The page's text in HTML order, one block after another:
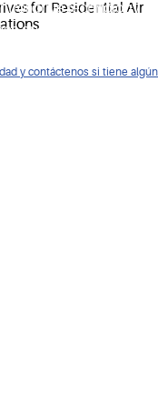
y contáctenos si tiene algún
drive technology
and value.